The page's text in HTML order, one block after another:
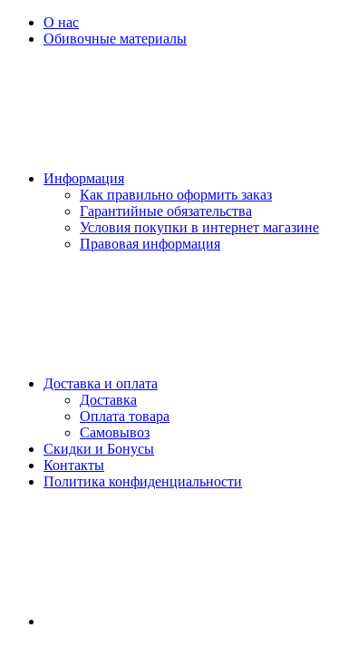
О нас
Обивочные материалы
Информация
Как правильно оформить заказ
Гарантийные обязательства
Условия покупки в интернет магазине
Правовая информация
Доставка и оплата
Доставка
Оплата товара
Самовывоз
Скидки и Бонусы
Контакты
Политика конфиденциальности